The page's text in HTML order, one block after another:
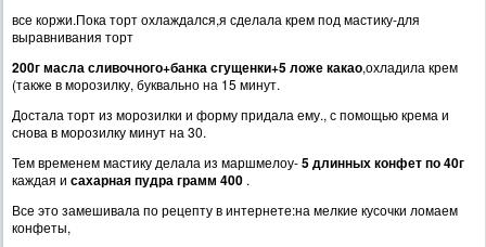
все коржи.Пока торт охлаждался,я сделала крем под мастику-для
выравнивания торт
200г масла сливочного+банка сгущенки+5 ложе какао,охладила крем
(также в морозилку, буквально на 15 минут.
Достала торт из морозилки и форму придала ему., с помощью крема и
снова в морозилку минут на 30.
Тем временем мастику делала из маршмелоу-5 длинных конфет по 40г
каждая и сахарная пудра грамм 400 .
Все это замешивала по рецепту в интернете:на мелкие кусочки ломаем
конфеты,